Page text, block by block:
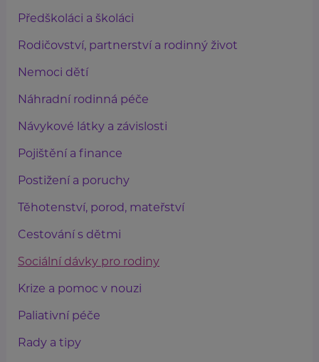
Předškoláci a školáci
Rodičovství, partnerství a rodinný život
Nemoci dětí
Náhradní rodinná péče
Návykové látky a závislosti
Pojištění a finance
Postižení a poruchy
Těhotenství, porod, mateřství
Cestování s dětmi
Sociální dávky pro rodiny
Krize a pomoc v nouzi
Paliativní péče
Rady a tipy